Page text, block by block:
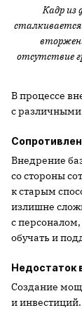
Кадр из
отсутствие
В процессе
с
Внедрение
со стороны
к старым
излишне
с
обучать и
Недостаток
Создание
и